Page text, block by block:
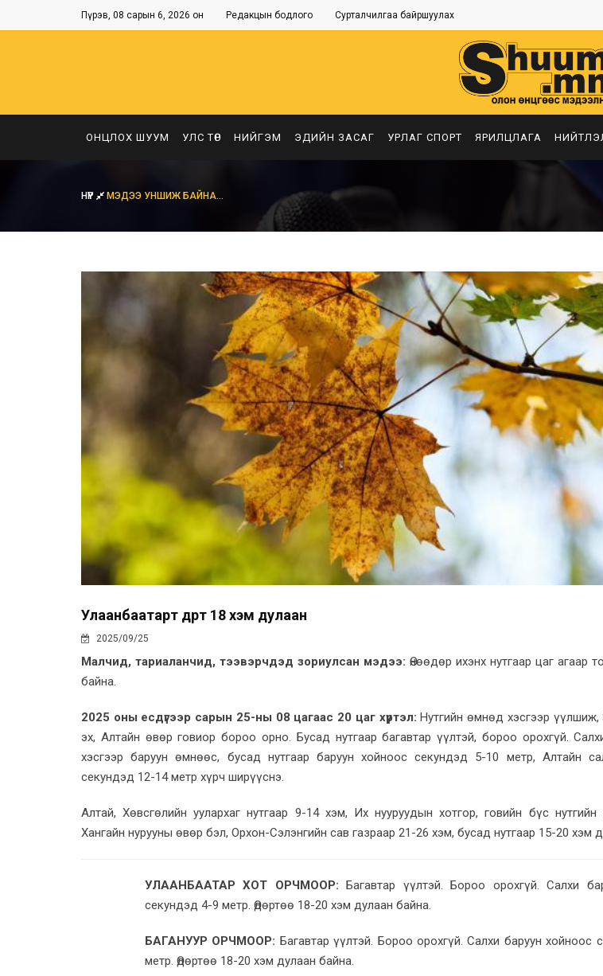
Пүрэв, 08 сарын 6, 2026 он Редакцын бодлого Сурталчилгаа байршуулах
ОНЦЛОХ ШУУМ УЛС ТӨР НИЙГЭМ ЭДИЙН ЗАСАГ УРЛАГ СПОРТ ЯРИЛЦЛАГА
НҮҮР МЭДЭЭ УНШИЖ БАЙНА...
Улаанбаатарт өдөртөө 18 хэм дулаан
2025/09/25
Малчид, тариаланчид, тээвэрчдэд зориулсан мэдээ: Өнөөдөр ихэнх нутгаар цаг агаар
байна.
2025 оны есдүгээр сарын 25-ны 08 цагаас 20 цаг хүртэл: Нутгийн өмнөд хэсгээр үүлшиж,
эх, Алтайн өвөр говиор бороо орно. Бусад нутгаар багавтар үүлтэй, бороо орохгүй.
хэсгээр баруун өмнөөс, бусад нутгаар баруун хойноос секундэд 5-10 метр, Алтайн
секундэд 12-14 метр хүрч ширүүснэ.
Алтай, Хөвсгөлийн уулархаг нутгаар 9-14 хэм, Их нууруудын хотгор, говийн бүс
Хангайн нурууны өвөр бэл, Орхон-Сэлэнгийн сав газраар 21-26 хэм, бусад нутгаар 15-20 хэм
УЛААНБААТАР ХОТ ОРЧМООР: Багавтар үүлтэй. Бороо орохгүй. Салхи
секундэд 4-9 метр. Өдөртөө 18-20 хэм дулаан байна.
БАГАНУУР ОРЧМООР: Багавтар үүлтэй. Бороо орохгүй. Салхи баруун хойноос
метр. Өдөртөө 18-20 хэм дулаан байна.